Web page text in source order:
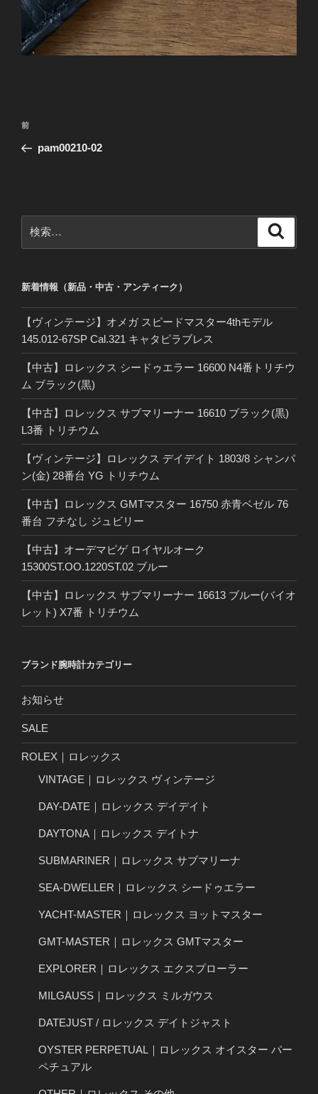
投
ナ
ー
シ
前
の
前
pam00210-02
索:
新着情報（新品・中古・アンティーク）
【ヴィンテージ】オメガ スピードマスター4thモデル
145.012-67SP Cal.321 キャタピラブレス
【中古】ロレックス シードゥエラー 16600 N4番トリチウ
ム ブラック(黒)
【中古】ロレックス サブマリーナー 16610 ブラック(黒)
L3番 トリチウム
【ヴィンテージ】ロレックス デイデイト 1803/8 シャンパ
ン(金) 28番台 YG トリチウム
【中古】ロレックス GMTマスター 16750 赤青ベゼル 76
番台 フチなし ジュビリー
【中古】オーデマピゲ ロイヤルオーク
15300ST.OO.1220ST.02 ブルー
【中古】ロレックス サブマリーナー 16613 ブルー(バイオ
レット) X7番 トリチウム
ブランド腕時計カテゴリー
お知らせ
SALE
ROLEX｜ロレックス
VINTAGE｜ロレックス ヴィンテージ
DAY-DATE｜ロレックス デイデイト
DAYTONA｜ロレックス デイトナ
SUBMARINER｜ロレックス サブマリーナ
SEA-DWELLER｜ロレックス シードゥエラー
YACHT-MASTER｜ロレックス ヨットマスター
GMT-MASTER｜ロレックス GMTマスター
EXPLORER｜ロレックス エクスプローラー
MILGAUSS｜ロレックス ミルガウス
DATEJUST / ロレックス デイトジャスト
OYSTER PERPETUAL｜ロレックス オイスター パー
ペチュアル